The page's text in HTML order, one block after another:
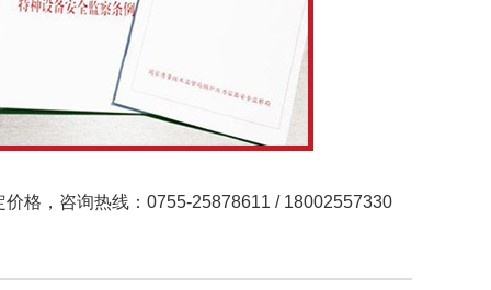
格，咨询热线：0755-25878611 / 18002557330